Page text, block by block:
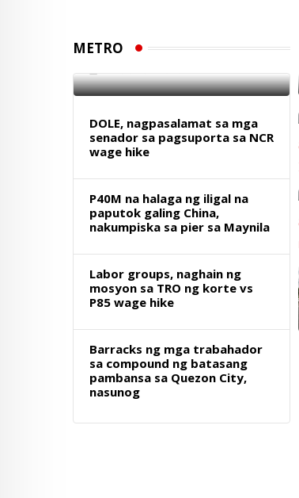
METRO
ng baril
7 AUGUST 2026
DOLE, nagpasalamat sa mga
senador sa pagsuporta sa NCR
wage hike
P40M na halaga ng iligal na
paputok galing China,
nakumpiska sa pier sa Maynila
Labor groups, naghain ng
mosyon sa TRO ng korte vs
P85 wage hike
Barracks ng mga trabahador
sa compound ng batasang
pambansa sa Quezon City,
nasunog